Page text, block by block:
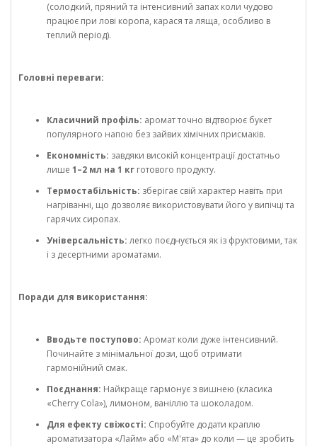
(солодкий, пряний та інтенсивний запах коли чудово
працює при лові коропа, карася та ляща, особливо в
теплий період).
Головні переваги:
Класичний профіль: аромат точно відтворює букет
популярного напою без зайвих хімічних присмаків.
Економність: завдяки високій концентрації достатньо
лише 1–2 мл на 1 кг готового продукту.
Термостабільність: зберігає свій характер навіть при
нагріванні, що дозволяє використовувати його у випічці та
гарячих сиропах.
Універсальність: легко поєднується як із фруктовими, так
і з десертними ароматами.
Поради для використання:
Вводьте поступово: Аромат коли дуже інтенсивний.
Починайте з мінімальної дози, щоб отримати
гармонійний смак.
Поєднання: Найкраще гармонує з вишнею (класика
«Cherry Cola»), лимоном, ваніллю та шоколадом.
Для ефекту свіжості: Спробуйте додати краплю
ароматизатора «Лайм» або «М'ята» до коли — це зробить